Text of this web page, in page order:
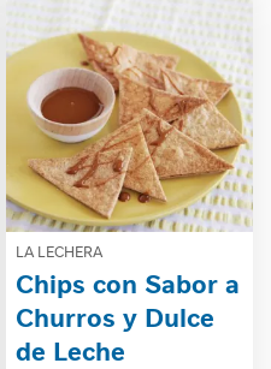
LA LECHERA
Chips con Sabor a
Churros y Dulce
de Leche